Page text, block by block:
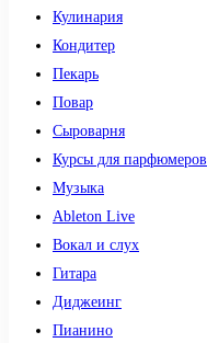
Кулинария
Кондитер
Пекарь
Повар
Сыроварня
Курсы для парфюмеров
Музыка
Ableton Live
Вокал и слух
Гитара
Диджеинг
Пианино